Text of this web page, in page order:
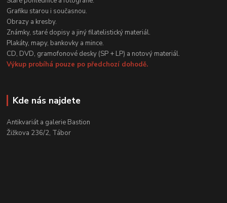
Grafiku starou i současnou.
Obrazy a kresby.
Známky, staré dopisy a jiný filatelistický materiál.
Plakáty, mapy, bankovky a mince.
CD, DVD, gramofonové desky (SP + LP) a notový materiál.
Výkup probíhá pouze po předchozí dohodě.
Kde nás najdete
Antikvariát a galerie Bastion
Žižkova 236/2, Tábor